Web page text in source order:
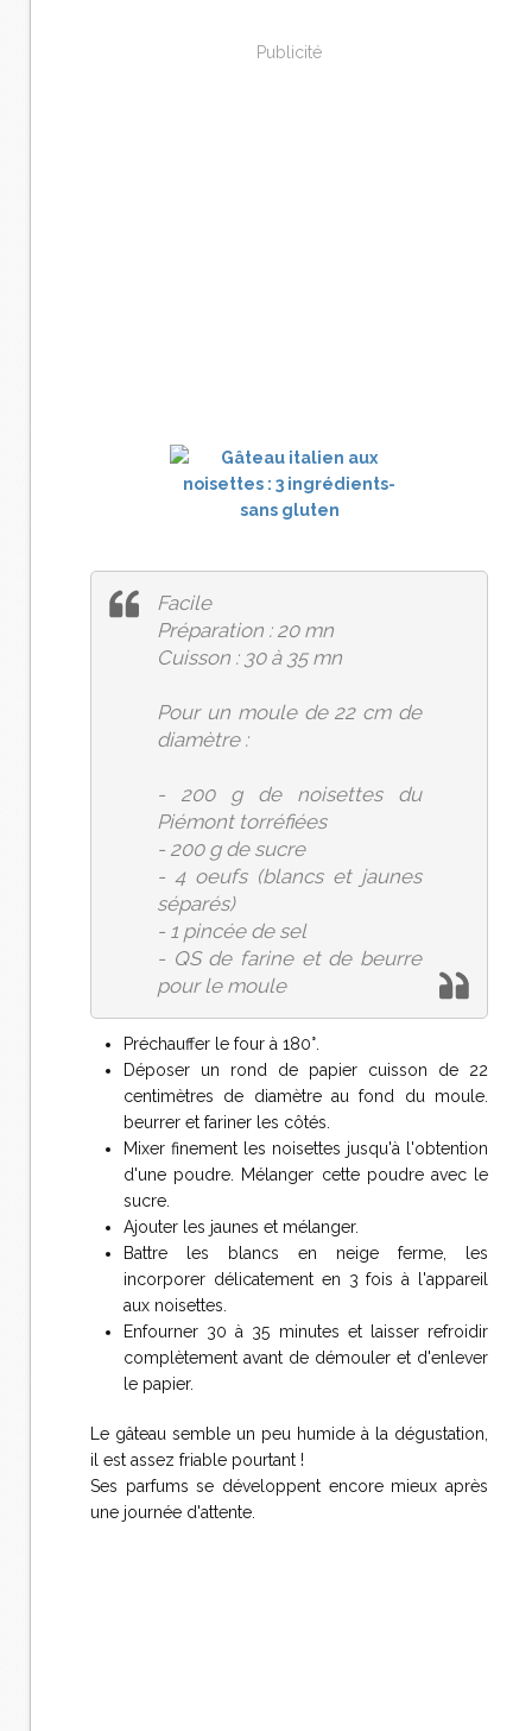
Publicité
Facile
Préparation : 20 mn
Cuisson : 30 à 35 mn
Pour un moule de 22 cm de
diamètre :
- 200 g de noisettes du
Piémont torréfiées
- 200 g de sucre
- 4 oeufs (blancs et jaunes
séparés)
- 1 pincée de sel
- QS de farine et de beurre
pour le moule
Préchauffer le four à 180°.
Déposer un rond de papier cuisson de 22
centimètres de diamètre au fond du moule.
beurrer et fariner les côtés.
Mixer finement les noisettes jusqu'à l'obtention
d'une poudre. Mélanger cette poudre avec le
sucre.
Ajouter les jaunes et mélanger.
Battre les blancs en neige ferme, les
incorporer délicatement en 3 fois à l'appareil
aux noisettes.
Enfourner 30 à 35 minutes et laisser refroidir
complètement avant de démouler et d'enlever
le papier.
Le gâteau semble un peu humide à la dégustation,
il est assez friable pourtant !
Ses parfums se développent encore mieux après
une journée d'attente.